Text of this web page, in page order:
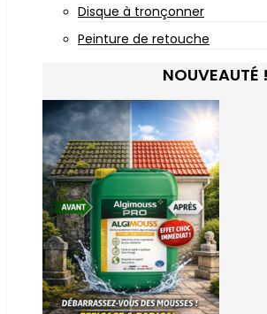
Disque à tronçonner
Peinture de retouche
NOUVEAUTÉ !